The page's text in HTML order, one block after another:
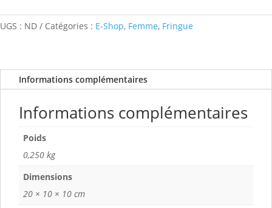
Veste
custom
de
Charlotte
UGS : ND Catégories : E-Shop, Femme, Fringue
Informations complémentaires
Informations complémentaires
Poids
0,250 kg
Dimensions
20 × 10 × 10 cm